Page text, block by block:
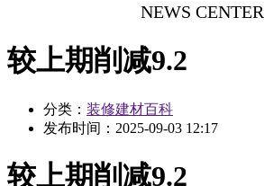
NEWS CENTER
较上期削减9.2
分类： 装修建材百科
发布时间： 2025-09-03 12:17
较上期削减9.2